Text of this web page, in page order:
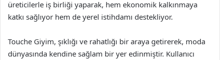
üreticilerle iş birliği yaparak, hem ekonomik kalkınmaya
katkı sağlıyor hem de yerel istihdamı destekliyor.
Touche Giyim, şıklığı ve rahatlığı bir araya getirerek, moda
dünyasında kendine sağlam bir yer edinmiştir. Kullanıcı